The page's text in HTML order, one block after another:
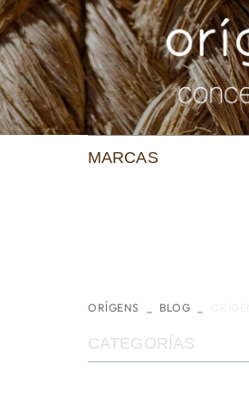
MARCAS
ORÍGENS BLOG
CATEGORÍAS